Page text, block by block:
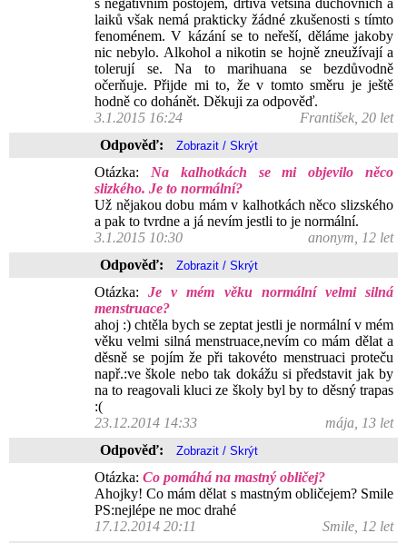
s negativním postojem, drtivá většina duchovních a
laiků však nemá prakticky žádné zkušenosti s tímto
fenoménem. V kázání se to neřeší, děláme jakoby
nic nebylo. Alkohol a nikotin se hojně zneužívají a
tolerují se. Na to marihuana se bezdůvodně
očerňuje. Přijde mi to, že v tomto směru je ještě
hodně co dohánět. Děkuji za odpověď.
3.1.2015 16:24
František, 20 let
Odpověď:
Otázka: Na kalhotkách se mi objevilo něco
slizkého. Je to normální?
Už nějakou dobu mám v kalhotkách něco slizského
a pak to tvrdne a já nevím jestli to je normální.
3.1.2015 10:30
anonym, 12 let
Odpověď:
Otázka:Je v mém věku normální velmi silná
menstruace?
ahoj :) chtěla bych se zeptat jestli je normální v mém
věku velmi silná menstruace,nevím co mám dělat a
děsně se pojím že při takovéto menstruaci proteču
např.:ve škole nebo tak dokážu si představit jak by
na to reagovali kluci ze školy byl by to děsný trapas
:(
23.12.2014 14:33
mája, 13 let
Odpověď:
Otázka: Co pomáhá na mastný obličej?
Ahojky! Co mám dělat s mastným obličejem? Smile
PS:nejlépe ne moc drahé
17.12.2014 20:11
Smile, 12 let